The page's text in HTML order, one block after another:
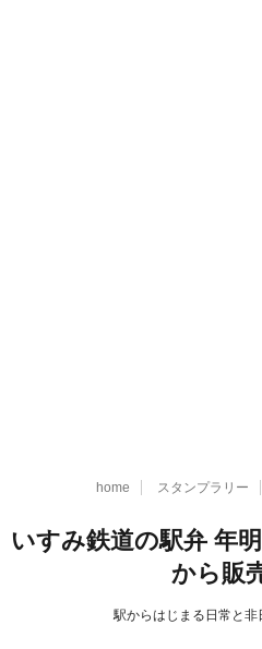
home スタンプラリー
いすみ鉄道の駅弁 年明
から販
駅からはじまる日常と非